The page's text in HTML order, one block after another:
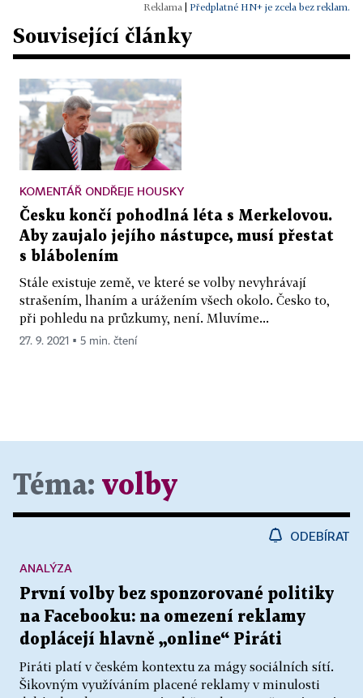
Předplatné HN+ je zcela bez reklam.
Související články
KOMENTÁŘ ONDŘEJE HOUSKY
Česku končí pohodlná léta s Merkelovou.
Aby zaujalo jejího nástupce, musí přestat
s blábolením
Stále existuje země, ve které se volby nevyhrávají
strašením, lhaním a urážením všech okolo. Česko to,
při pohledu na průzkumy, není. Mluvíme...
27. 9. 2021 ▪ 5 min. čtení
Téma: volby
ODEBÍRAT
První volby bez sponzorované politiky
na Facebooku: na omezení reklamy
doplácejí hlavně „online“ Piráti
Piráti platí v českém kontextu za mágy sociálních sítí.
Šikovným využíváním placené reklamy v minulosti
ANALÝZA